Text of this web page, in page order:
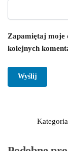
Zapamiętaj moje
kolejnych